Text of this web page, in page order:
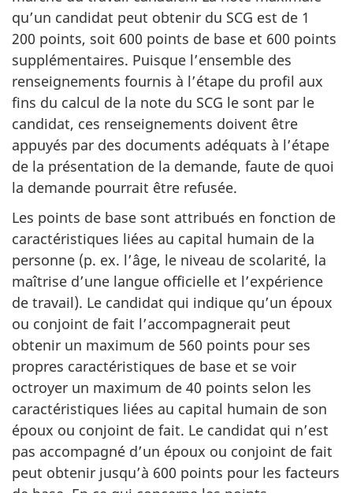
qu’un candidat peut obtenir du SCG est de 1
200 points, soit 600 points de base et 600 points
supplémentaires. Puisque l’ensemble des
renseignements fournis à l’étape du profil aux
fins du calcul de la note du SCG le sont par le
candidat, ces renseignements doivent être
appuyés par des documents adéquats à l’étape
de la présentation de la demande, faute de quoi
la demande pourrait être refusée.
Les points de base sont attribués en fonction de
caractéristiques liées au capital humain de la
personne (p. ex. l’âge, le niveau de scolarité, la
maîtrise d’une langue officielle et l’expérience
de travail). Le candidat qui indique qu’un époux
ou conjoint de fait l’accompagnerait peut
obtenir un maximum de 560 points pour ses
propres caractéristiques de base et se voir
octroyer un maximum de 40 points selon les
caractéristiques liées au capital humain de son
époux ou conjoint de fait. Le candidat qui n’est
pas accompagné d’un époux ou conjoint de fait
peut obtenir jusqu’à 600 points pour les facteurs